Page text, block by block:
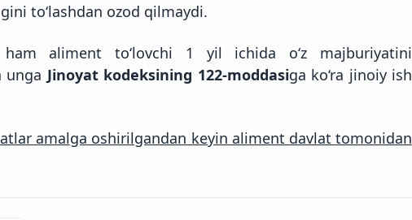
to‘lashdan ozod qilmaydi.
ham aliment to‘lovchi 1 yil ichida o‘z majburiyatini
unga Jinoyat kodeksining 122-moddasiga ko‘ra jinoiy ish
amalga oshirilgandan keyin aliment davlat tomonidan